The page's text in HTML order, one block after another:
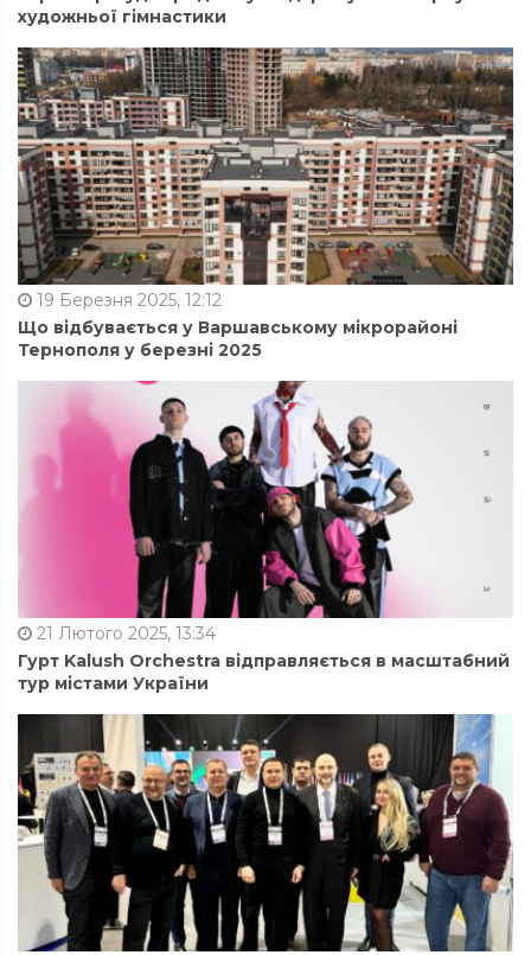
художньої гімнастики
19 Березня 2025, 12:12
Що відбувається у Варшавському мікрорайоні
Тернополя у березні 2025
21 Лютого 2025, 13:34
Гурт Kalush Orchestra відправляється в масштабний
тур містами України